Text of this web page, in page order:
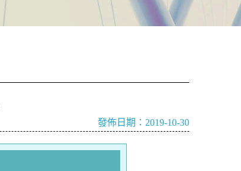
發佈日期：2019-10-30